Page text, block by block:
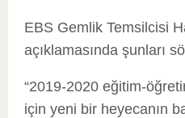
EBS Gemlik Temsilcisi
açıklamasında şunları
“2019-2020 eğitim-
için yeni bir heyecanın